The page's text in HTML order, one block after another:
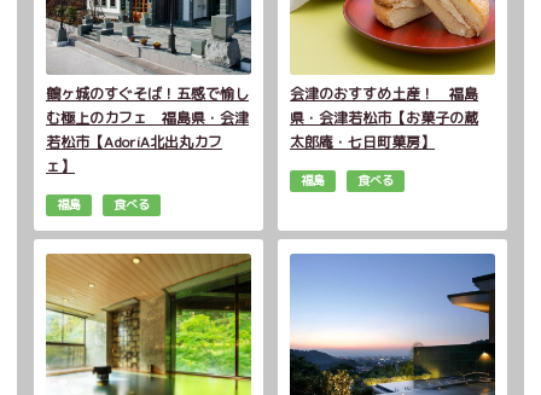
鶴ヶ城のすぐそば！五感で愉し
む極上のカフェ 福島県・会津
若松市【AdoriA北出丸カフ
ェ】
福島 食べる
会津のおすすめ土産！ 福島
県・会津若松市【お菓子の蔵
太郎庵・七日町菓房】
福島 食べる